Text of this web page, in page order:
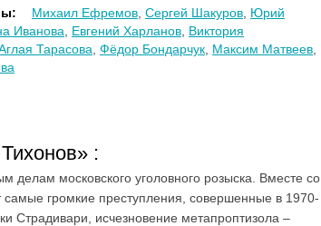
: Михаил Ефремов Сергей Шакуров Юрий
Иванова Евгений Харланов Виктория
Тарасова Фёдор Бондарчук Максим Матвеев
:
делам московского уголовного розыска. Вместе со
самые громкие преступления, совершенные в 1970-
Страдивари, исчезновение метапроптизола –